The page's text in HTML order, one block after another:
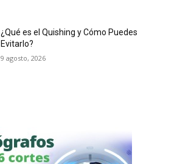
¿Qué es el Quishing y Cómo Puedes
Evitarlo?
9 agosto, 2026